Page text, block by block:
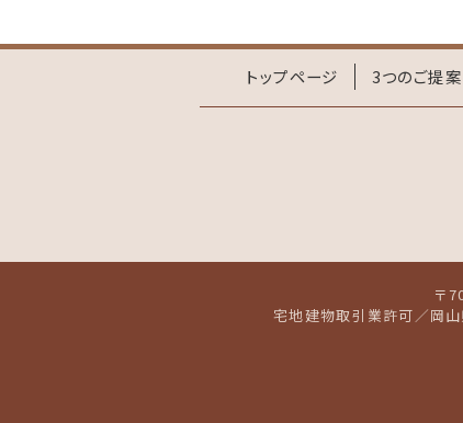
ま
2017.2/27 「
す
「
「
ま
トップページ 3つのご提案
〒
宅地建物取引業許可／岡山